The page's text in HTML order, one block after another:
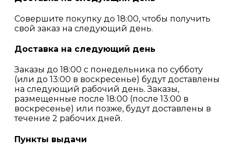
Совершите покупку до 18:00, чтобы получить
свой заказ на следующий день.
Доставка на следующий день
Заказы до 18:00 с понедельника по субботу
(или до 13:00 в воскресенье) будут доставлены
на следующий рабочий день. Заказы,
размещенные после 18:00 (после 13:00 в
воскресенье) или позже, будут доставлены в
течение 2 рабочих дней.
Пункты выдачи